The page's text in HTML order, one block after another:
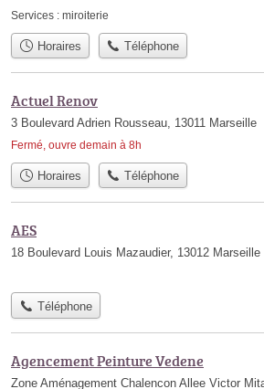
Services : miroiterie
Horaires Téléphone
Actuel Renov
3 Boulevard Adrien Rousseau, 13011 Marseille
Fermé, ouvre demain à 8h
Horaires Téléphone
AES
18 Boulevard Louis Mazaudier, 13012 Marseille
Téléphone
Agencement Peinture Vedene
Zone Aménagement Chalencon Allee Victor